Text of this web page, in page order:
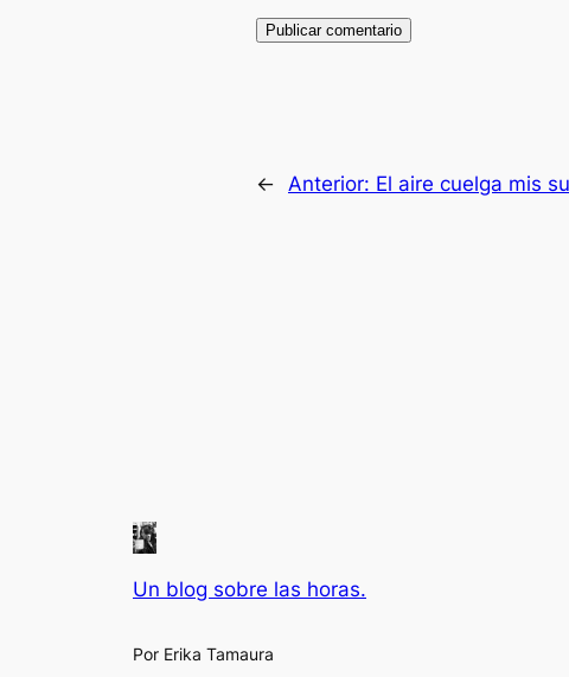
← Anterior: El aire cuelga mis
Un blog sobre las horas.
Por Erika Tamaura